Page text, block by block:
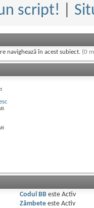
script!
navighează în acest subiect. (0
Codul BBeste Activ
Zâmbeteeste Activ